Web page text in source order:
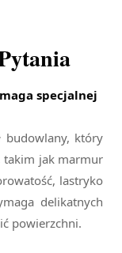
specjalnej
budowlany, który
takim jak marmur
lastryko
delikatnych
powierzchni.